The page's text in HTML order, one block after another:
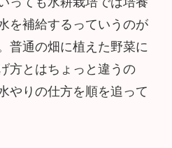
を補給するっていうのが
普通の畑に植えた野菜に
方とはちょっと違うの
やりの仕方を順を追って